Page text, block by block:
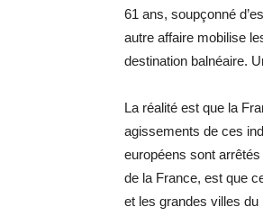
61 ans, soupçonné
autre affaire mobilise
destination balnéaire.
La réalité est que la
agissements de ces
européens sont
de la France, est que
et les grandes villes du